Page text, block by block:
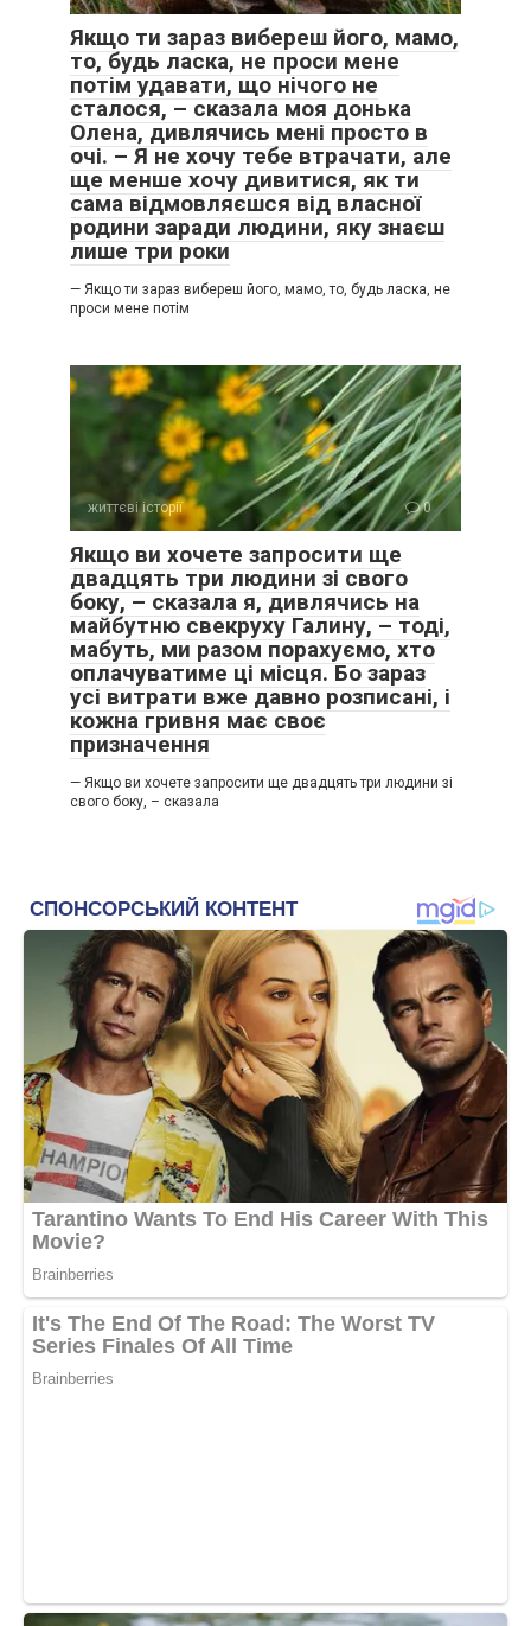
Якщо ти зараз вибереш його, мамо,
то, будь ласка, не проси мене
потім удавати, що нічого не
сталося, – сказала моя донька
Олена, дивлячись мені просто в
очі. – Я не хочу тебе втрачати, але
ще менше хочу дивитися, як ти
сама відмовляєшся від власної
родини заради людини, яку знаєш
лише три роки
— Якщо ти зараз вибереш його, мамо, то, будь ласка, не
проси мене потім
життєві історії 0
Якщо ви хочете запросити ще
двадцять три людини зі свого
боку, – сказала я, дивлячись на
майбутню свекруху Галину, – тоді,
мабуть, ми разом порахуємо, хто
оплачуватиме ці місця. Бо зараз
усі витрати вже давно розписані, і
кожна гривня має своє
призначення
— Якщо ви хочете запросити ще двадцять три людини зі
свого боку, – сказала